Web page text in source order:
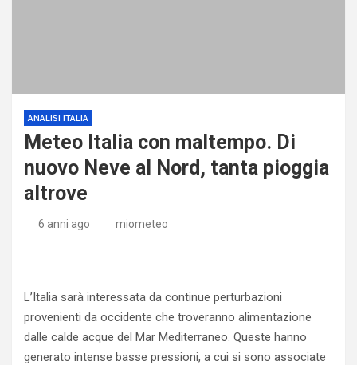
ANALISI ITALIA
Meteo Italia con maltempo. Di
nuovo Neve al Nord, tanta pioggia
altrove
6 anni ago miometeo
L’Italia sarà interessata da continue perturbazioni
provenienti da occidente che troveranno alimentazione
dalle calde acque del Mar Mediterraneo. Queste hanno
generato intense basse pressioni, a cui si sono associate